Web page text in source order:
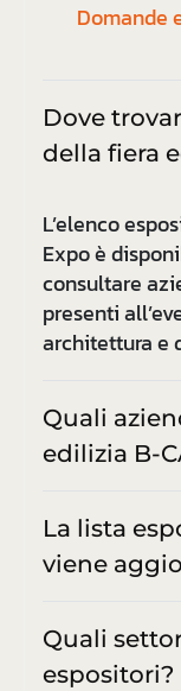
Domande
Dove
della fiera
L’elenco
Expo è
consultare
presenti
architettura e
Quali
edilizia B-
La lista
viene
Quali
espositori?